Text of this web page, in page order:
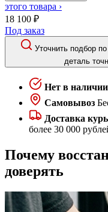
этого товара ›
18 100 ₽
Под заказ
Уточнить подбор
деталь
Нет в наличии
Самовывоз
Доставка
более 30 000
Почему
доверять